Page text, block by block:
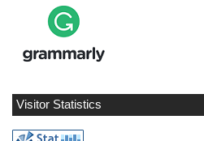
Visitor Statistics